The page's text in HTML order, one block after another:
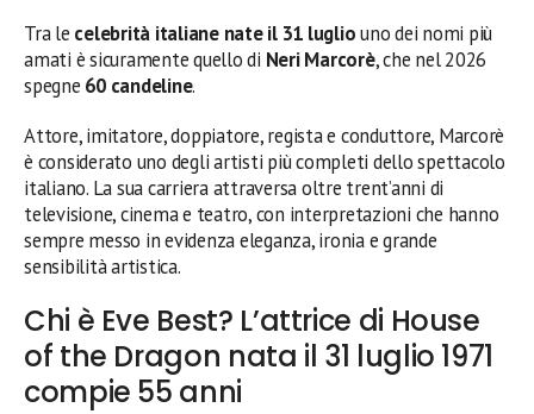
Tra le celebrità italiane nate il 31 lugliouno dei nomi più
amati è sicuramente quello di Neri Marcorè, che nel 2026
spegne 60 candeline.
Attore, imitatore, doppiatore, regista e conduttore, Marcorè
è considerato uno degli artisti più completi dello spettacolo
italiano. La sua carriera attraversa oltre trent’anni di
televisione, cinema e teatro, con interpretazioni che hanno
sempre messo in evidenza eleganza, ironia e grande
sensibilità artistica.
Chi è Eve Best? L’attrice di House
of the Dragon nata il 31 luglio 1971
compie 55 anni